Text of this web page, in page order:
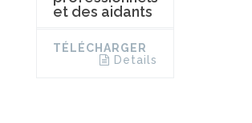
et des aidants
TÉLÉCHARGER
Details